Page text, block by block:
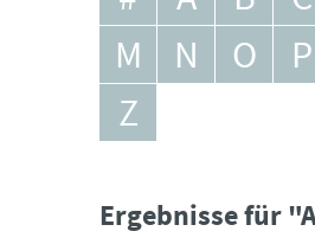
M
N O P
Z
Ergebnisse für